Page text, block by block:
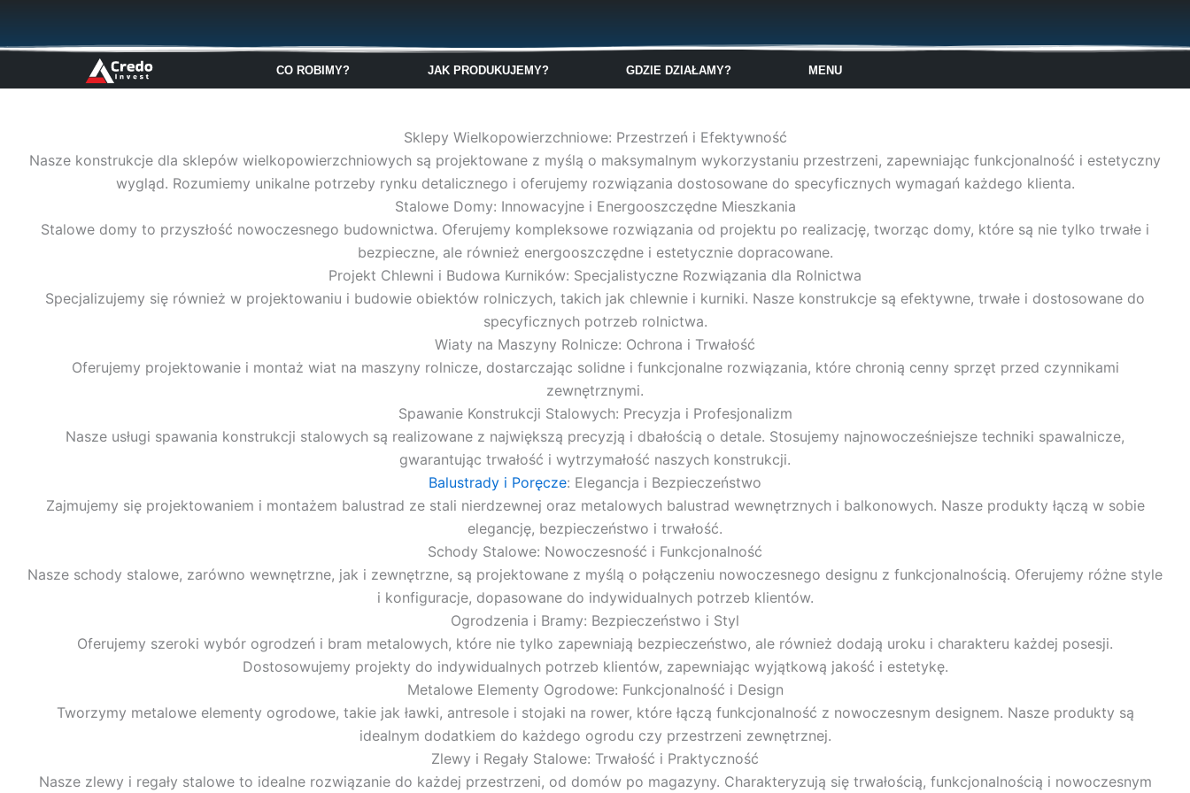
treści
CO ROBIMY? JAK PRODUKUJEMY? GDZIE DZIAŁAMY? MENU
Sklepy Wielkopowierzchniowe: Przestrzeń i Efektywność
Nasze konstrukcje dla sklepów wielkopowierzchniowych są projektowane z myślą o maksymalnym wykorzystaniu przestrzeni, zapewniając funkcjonalność i estetyczny
wygląd. Rozumiemy unikalne potrzeby rynku detalicznego i oferujemy rozwiązania dostosowane do specyficznych wymagań każdego klienta.
Stalowe Domy: Innowacyjne i Energooszczędne Mieszkania
Stalowe domy to przyszłość nowoczesnego budownictwa. Oferujemy kompleksowe rozwiązania od projektu po realizację, tworząc domy, które są nie tylko trwałe i
bezpieczne, ale również energooszczędne i estetycznie dopracowane.
Projekt Chlewni i Budowa Kurników: Specjalistyczne Rozwiązania dla Rolnictwa
Specjalizujemy się również w projektowaniu i budowie obiektów rolniczych, takich jak chlewnie i kurniki. Nasze konstrukcje są efektywne, trwałe i dostosowane do
specyficznych potrzeb rolnictwa.
Wiaty na Maszyny Rolnicze: Ochrona i Trwałość
Oferujemy projektowanie i montaż wiat na maszyny rolnicze, dostarczając solidne i funkcjonalne rozwiązania, które chronią cenny sprzęt przed czynnikami
zewnętrznymi.
Spawanie Konstrukcji Stalowych: Precyzja i Profesjonalizm
Nasze usługi spawania konstrukcji stalowych są realizowane z największą precyzją i dbałością o detale. Stosujemy najnowocześniejsze techniki spawalnicze,
gwarantując trwałość i wytrzymałość naszych konstrukcji.
Balustrady i Poręcze: Elegancja i Bezpieczeństwo
Zajmujemy się projektowaniem i montażem balustrad ze stali nierdzewnej oraz metalowych balustrad wewnętrznych i balkonowych. Nasze produkty łączą w sobie
elegancję, bezpieczeństwo i trwałość.
Schody Stalowe: Nowoczesność i Funkcjonalność
Nasze schody stalowe, zarówno wewnętrzne, jak i zewnętrzne, są projektowane z myślą o połączeniu nowoczesnego designu z funkcjonalnością. Oferujemy różne style
i konfiguracje, dopasowane do indywidualnych potrzeb klientów.
Ogrodzenia i Bramy: Bezpieczeństwo i Styl
Oferujemy szeroki wybór ogrodzeń i bram metalowych, które nie tylko zapewniają bezpieczeństwo, ale również dodają uroku i charakteru każdej posesji.
Dostosowujemy projekty do indywidualnych potrzeb klientów, zapewniając wyjątkową jakość i estetykę.
Metalowe Elementy Ogrodowe: Funkcjonalność i Design
Tworzymy metalowe elementy ogrodowe, takie jak ławki, antresole i stojaki na rower, które łączą funkcjonalność z nowoczesnym designem. Nasze produkty są
idealnym dodatkiem do każdego ogrodu czy przestrzeni zewnętrznej.
Zlewy i Regały Stalowe: Trwałość i Praktyczność
Nasze zlewy i regały stalowe to idealne rozwiązanie do każdej przestrzeni, od domów po magazyny. Charakteryzują się trwałością, funkcjonalnością i nowoczesnym